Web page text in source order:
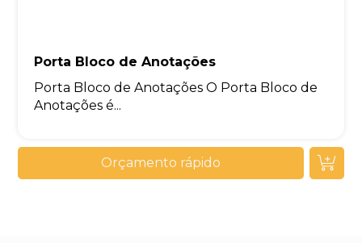
Porta Bloco de Anotações
Porta Bloco de Anotações O Porta Bloco de
Anotações é...
Orçamento rápido